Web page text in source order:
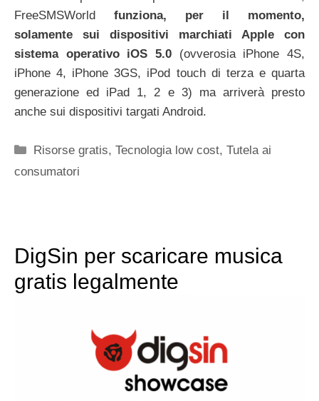
FreeSMSWorld funziona, per il momento,
solamente sui dispositivi marchiati Apple con
sistema operativo iOS 5.0 (ovverosia iPhone 4S,
iPhone 4, iPhone 3GS, iPod touch di terza e quarta
generazione ed iPad 1, 2 e 3) ma arriverà presto
anche sui dispositivi targati Android.
Categorie
Risorse gratis,Tecnologia low cost,Tutela ai
consumatori
DigSin per scaricare musica
gratis legalmente